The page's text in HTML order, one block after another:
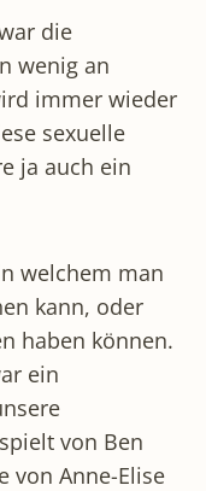
die
wenig an
immer wieder
sexuelle
ja auch ein
welchem man
kann, oder
haben können.
ein
von Ben
von Anne-Elise